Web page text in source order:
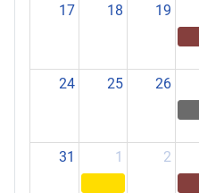
17 18 19
24 25 26
31 1 2